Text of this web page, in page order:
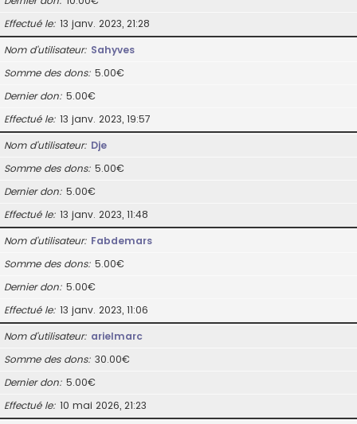
Effectué le 13 janv. 2023, 21:28
Nom d’utilisateur Sahyves
Somme des dons 5.00€
Dernier don 5.00€
Effectué le 13 janv. 2023, 19:57
Nom d’utilisateur Dje
Somme des dons 5.00€
Dernier don 5.00€
Effectué le 13 janv. 2023, 11:48
Nom d’utilisateur Fabdemars
Somme des dons 5.00€
Dernier don 5.00€
Effectué le 13 janv. 2023, 11:06
Nom d’utilisateur arielmarc
Somme des dons 30.00€
Dernier don 5.00€
Effectué le 10 mai 2026, 21:23